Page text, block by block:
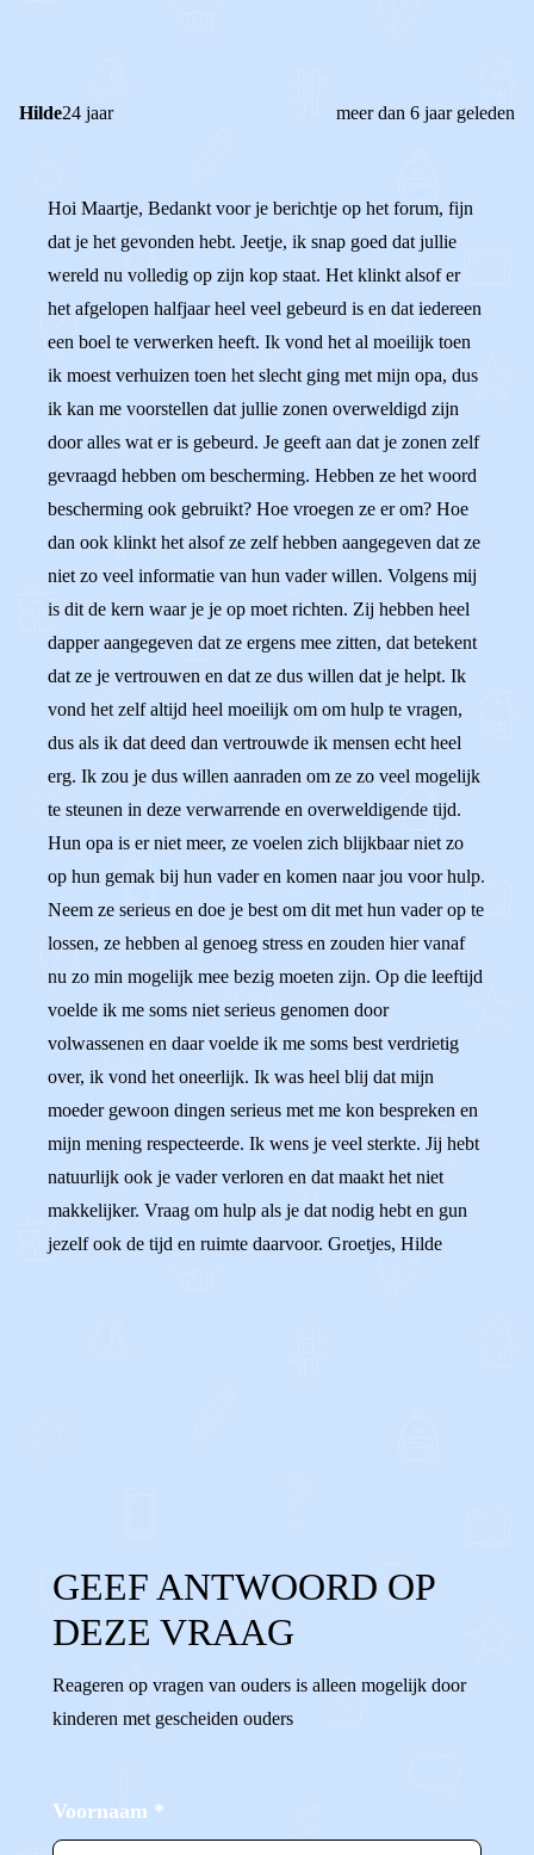
Hilde24 jaar meer dan 6 jaar geleden
Hoi Maartje, Bedankt voor je berichtje op het forum, fijn
dat je het gevonden hebt. Jeetje, ik snap goed dat jullie
wereld nu volledig op zijn kop staat. Het klinkt alsof er
het afgelopen halfjaar heel veel gebeurd is en dat iedereen
een boel te verwerken heeft. Ik vond het al moeilijk toen
ik moest verhuizen toen het slecht ging met mijn opa, dus
ik kan me voorstellen dat jullie zonen overweldigd zijn
door alles wat er is gebeurd. Je geeft aan dat je zonen zelf
gevraagd hebben om bescherming. Hebben ze het woord
bescherming ook gebruikt? Hoe vroegen ze er om? Hoe
dan ook klinkt het alsof ze zelf hebben aangegeven dat ze
niet zo veel informatie van hun vader willen. Volgens mij
is dit de kern waar je je op moet richten. Zij hebben heel
dapper aangegeven dat ze ergens mee zitten, dat betekent
dat ze je vertrouwen en dat ze dus willen dat je helpt. Ik
vond het zelf altijd heel moeilijk om om hulp te vragen,
dus als ik dat deed dan vertrouwde ik mensen echt heel
erg. Ik zou je dus willen aanraden om ze zo veel mogelijk
te steunen in deze verwarrende en overweldigende tijd.
Hun opa is er niet meer, ze voelen zich blijkbaar niet zo
op hun gemak bij hun vader en komen naar jou voor hulp.
Neem ze serieus en doe je best om dit met hun vader op te
lossen, ze hebben al genoeg stress en zouden hier vanaf
nu zo min mogelijk mee bezig moeten zijn. Op die leeftijd
voelde ik me soms niet serieus genomen door
volwassenen en daar voelde ik me soms best verdrietig
over, ik vond het oneerlijk. Ik was heel blij dat mijn
moeder gewoon dingen serieus met me kon bespreken en
mijn mening respecteerde. Ik wens je veel sterkte. Jij hebt
natuurlijk ook je vader verloren en dat maakt het niet
makkelijker. Vraag om hulp als je dat nodig hebt en gun
jezelf ook de tijd en ruimte daarvoor. Groetjes, Hilde
GEEF ANTWOORD OP
DEZE VRAAG
Reageren op vragen van ouders is alleen mogelijk door
kinderen met gescheiden ouders
Voornaam *